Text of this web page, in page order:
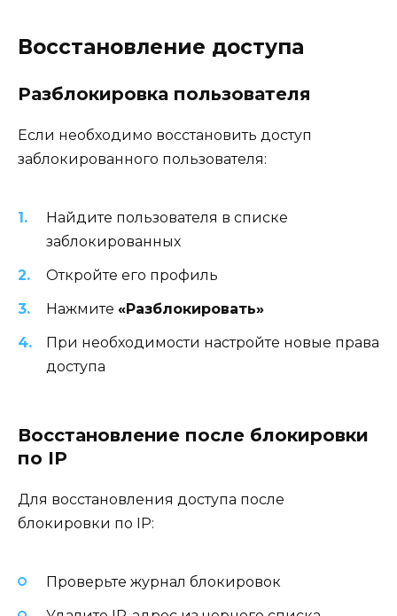
Восстановление доступа
Разблокировка пользователя
Если необходимо восстановить доступ
заблокированного пользователя:
Найдите пользователя в списке
заблокированных
Откройте его профиль
Нажмите «Разблокировать»
При необходимости настройте новые права
доступа
Восстановление после блокировки
по IP
Для восстановления доступа после
блокировки по IP:
Проверьте журнал блокировок